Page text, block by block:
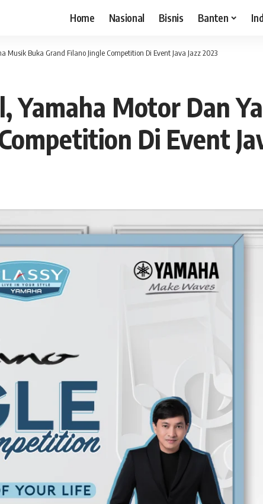
Home Nasional Bisnis Banten
Musik Buka Grand Filano Jingle Competition Di Event Java Jazz 2023
Yamaha Motor Dan
Di Event